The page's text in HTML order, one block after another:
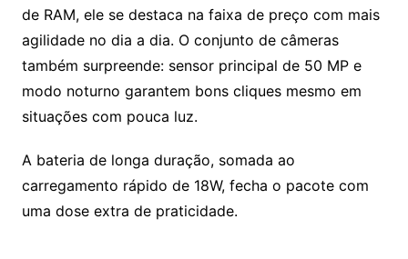
de RAM, ele se destaca na faixa de preço com mais
agilidade no dia a dia. O conjunto de câmeras
também surpreende: sensor principal de 50 MP e
modo noturno garantem bons cliques mesmo em
situações com pouca luz.
A bateria de longa duração, somada ao
carregamento rápido de 18W, fecha o pacote com
uma dose extra de praticidade.